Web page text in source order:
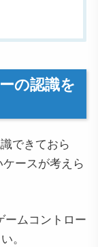
の認識を
できておら
ースが考えら
ームコントロー
。